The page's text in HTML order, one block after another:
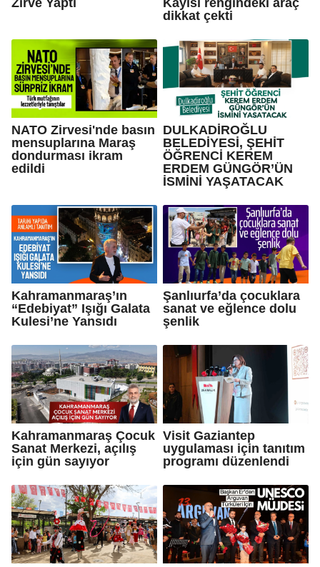
dikkat çekti
NATO Zirvesi'nde basın
mensuplarına Maraş
dondurması ikram
edildi
DULKADİROĞLU
BELEDİYESİ, ŞEHİT
ÖĞRENCİ KEREM
ERDEM GÜNGÖR’ÜN
İSMİNİ YAŞATACAK
Kahramanmaraş’ın
“Edebiyat” Işığı Galata
Kulesi’ne Yansıdı
Şanlıurfa’da çocuklara
sanat ve eğlence dolu
şenlik
Kahramanmaraş Çocuk
Sanat Merkezi, açılış
için gün sayıyor
Visit Gaziantep
uygulaması için tanıtım
programı düzenlendi